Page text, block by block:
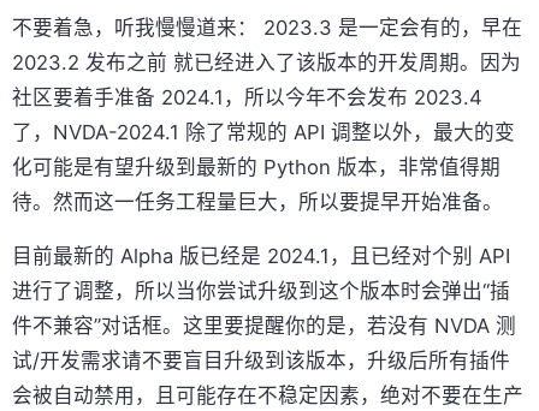
不要着急，听我慢慢道来： 2023.3 是一定会有的，早在
2023.2 发布之前 就已经进入了该版本的开发周期。因为
社区要着手准备 2024.1，所以今年不会发布 2023.4
了，NVDA-2024.1 除了常规的 API 调整以外，最大的变
化可能是有望升级到最新的 Python 版本，非常值得期
待。然而这一任务工程量巨大，所以要提早开始准备。
目前最新的 Alpha 版已经是 2024.1，且已经对个别 API
进行了调整，所以当你尝试升级到这个版本时会弹出“插
件不兼容”对话框。这里要提醒你的是，若没有 NVDA 测
试/开发需求请不要盲目升级到该版本，升级后所有插件
会被自动禁用，且可能存在不稳定因素，绝对不要在生产